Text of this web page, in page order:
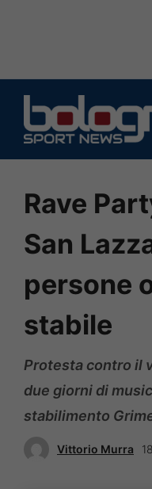
contenuto
Rave
San
persone
stabile
Protesta contro il
due giorni di
stabilimento
Vittorio Murra